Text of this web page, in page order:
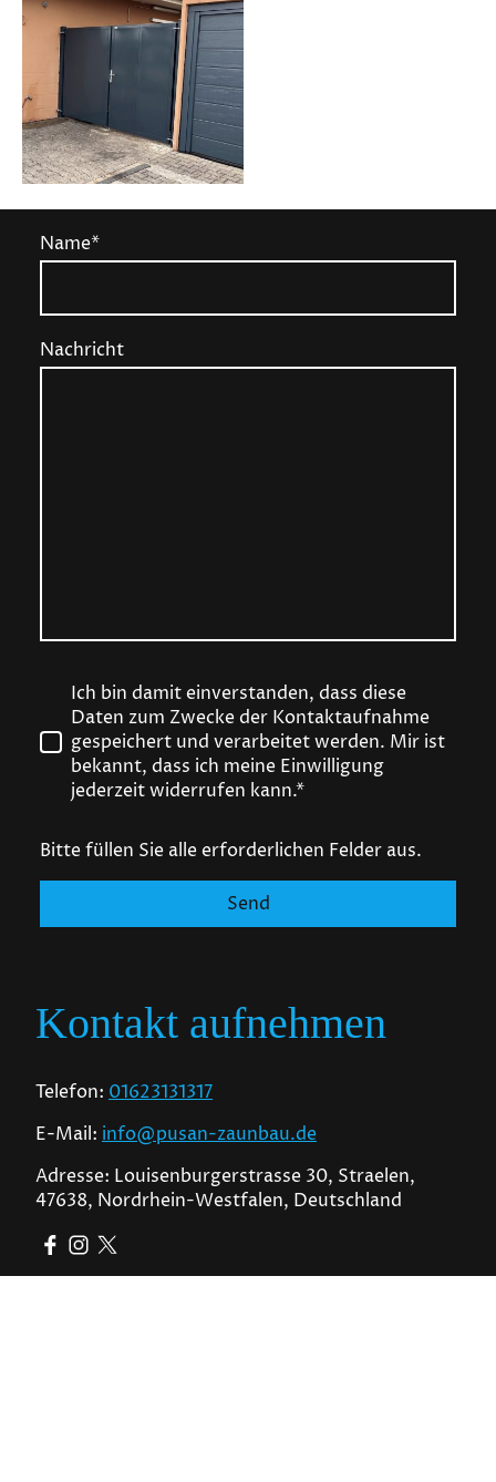
Name*
Nachricht
Ich bin damit einverstanden, dass diese
Daten zum Zwecke der Kontaktaufnahme
gespeichert und verarbeitet werden. Mir ist
bekannt, dass ich meine Einwilligung
jederzeit widerrufen kann.*
Bitte füllen Sie alle erforderlichen Felder aus.
Send
Kontakt aufnehmen
Telefon: 01623131317
E-Mail: info@pusan-zaunbau.de
Adresse: Louisenburgerstrasse 30, Straelen,
47638, Nordrhein-Westfalen, Deutschland